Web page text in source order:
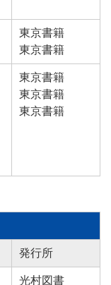
東京書籍
東京書籍
東京書籍
東京書籍
東京書籍
発行所
光村図書